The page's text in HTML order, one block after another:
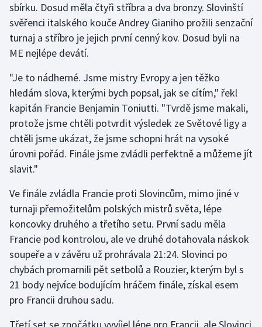
Florbal
Futsal
Gymnastika
Házená
Jezdectví
Krasobruslení
Lezení
Lyže a snowboard
Moderní pětiboj
Motorsport
sbírku. Dosud měla čtyři stříbra a dva bronzy. Slovinští
svěřenci italského kouče Andrey Gianiho prožili senzační
turnaj a stříbro je jejich první cenný kov. Dosud byli na
ME nejlépe devátí.
"Je to nádherné. Jsme mistry Evropy a jen těžko
hledám slova, kterými bych popsal, jak se cítím," řekl
kapitán Francie Benjamin Toniutti. "Tvrdě jsme makali,
protože jsme chtěli potvrdit výsledek ze Světové ligy a
chtěli jsme ukázat, že jsme schopni hrát na vysoké
úrovni pořád. Finále jsme zvládli perfektně a můžeme jít
slavit."
Ve finále zvládla Francie proti Slovincům, mimo jiné v
turnaji přemožitelům polských mistrů světa, lépe
koncovky druhého a třetího setu. První sadu měla
Francie pod kontrolou, ale ve druhé dotahovala náskok
soupeře a v závěru už prohrávala 21:24. Slovinci po
chybách promarnili pět setbolů a Rouzier, kterým byl s
21 body nejvíce bodujícím hráčem finále, získal esem
pro Francii druhou sadu.